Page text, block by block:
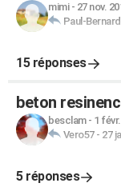
mimi- 27 nov.
Paul-Bernard
15 réponses
beton
besclam- 1
Vero57- 27
5 réponses